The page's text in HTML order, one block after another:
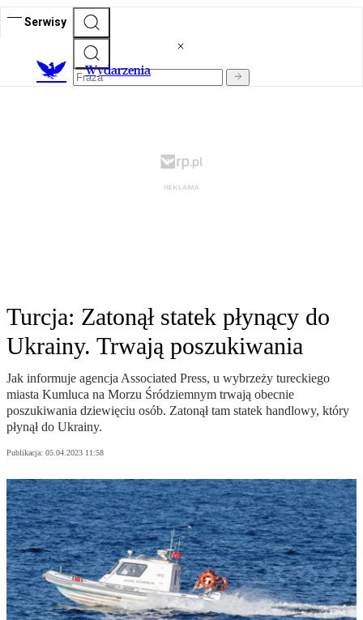
Serwisy
Wydarzenia
Turcja: Zatonął statek płynący do
Ukrainy. Trwają poszukiwania
Jak informuje agencja Associated Press, u wybrzeży tureckiego
miasta Kumluca na Morzu Śródziemnym trwają obecnie
poszukiwania dziewięciu osób. Zatonął tam statek handlowy, który
płynął do Ukrainy.
Publikacja: 05.04.2023 11:58